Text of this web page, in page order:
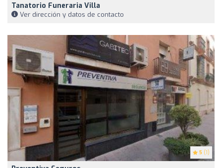
Tanatorio Funeraria Villa
Ver dirección y datos de contacto
5 (1)